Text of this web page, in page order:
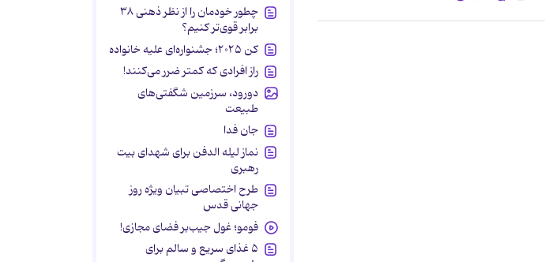
چطور خودمان را از نظر ذهنی ۳۸
برابر قوی‌تر کنیم؟
کن ۲۰۲۵؛ جشنواره‌ای علیه خانواده
راز افرادی که کمتر ضرر می‌کنند!
دورود، سرزمین شگفتی‌های
طبیعت
جان فدا
نماز لیله الدفن برای شهدای بیت
رهبری
طرح اختصاصی تبیان ویژه روز
جهانی قدس
فومو؛ غول جیب‌بر فضای مجازی!
۵ غذای سریع و سالم برای